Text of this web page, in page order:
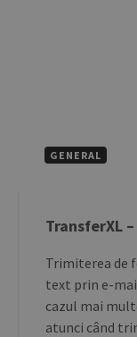
GENERAL
TransferXL
Trimiterea de
text prin e-
cazul mai
atunci când